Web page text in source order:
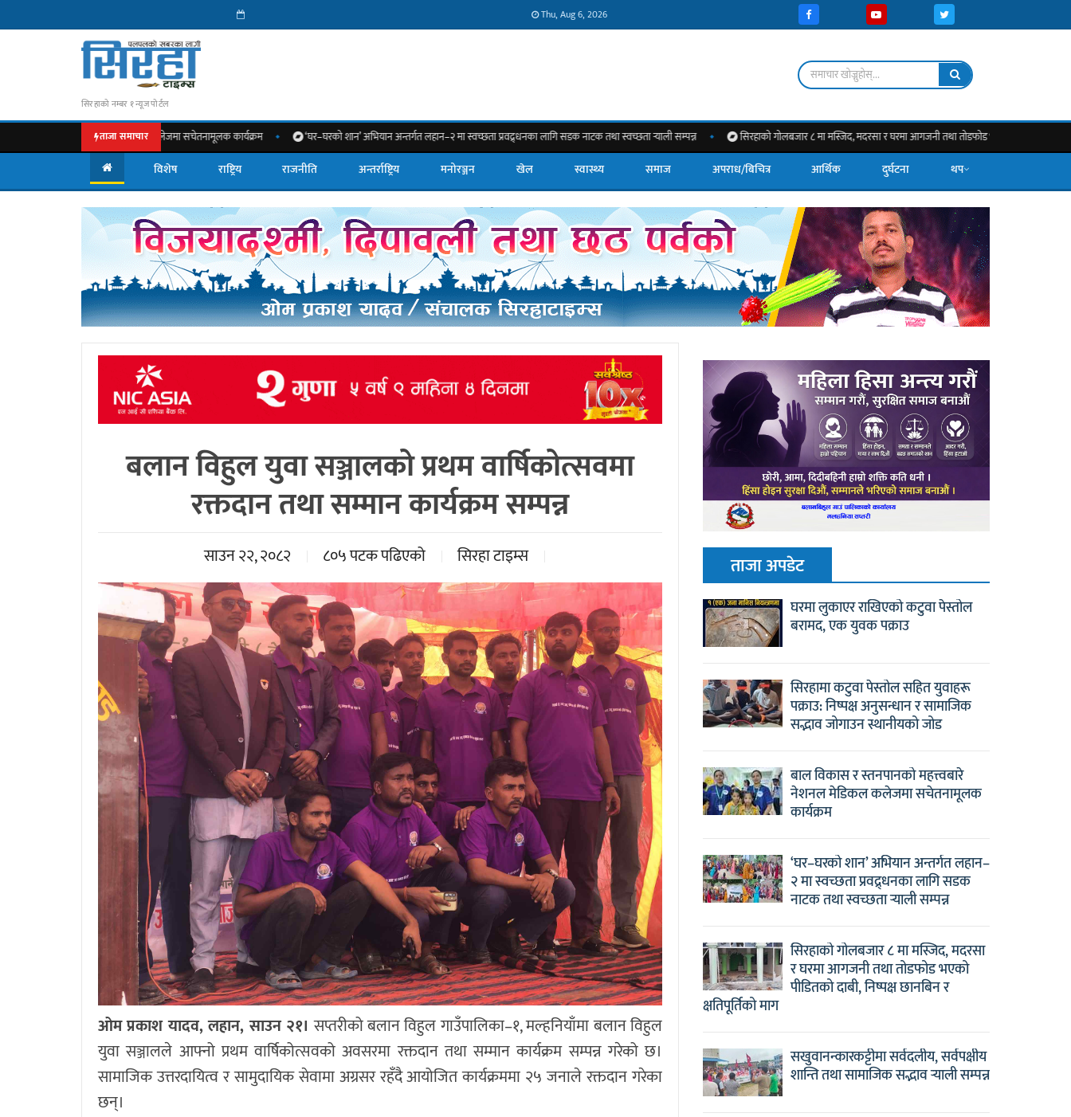
Thu, Aug 6, 2026
सिरहाको नम्बर १ न्यूज पोर्टल
ताजा समाचार
नेशनल मेडिकल कलेजमा सचेतनामूलक कार्यक्रम ‘घर–घरको शान’ अभियान अन्तर्गत लहान–२ मा स्वच्छता प्रवद्र्धनका लागि सडक नाटक तथा स्वच्छता र्‍याली सम्पन्न सिरहाको गोलबजार ८ मा मस्जिद, मदरसा र घरमा आगजनी तथा तोडफोड भएको पीडितको दाबी, निष्पक्ष छानबिन र
विशेष राष्ट्रिय राजनीति अन्तर्राष्ट्रिय मनोरञ्जन खेल स्वास्थ्य समाज अपराध/बिचित्र आर्थिक दुर्घटना थप
बलान विहुल युवा सञ्जालको प्रथम वार्षिकोत्सवमा
रक्तदान तथा सम्मान कार्यक्रम सम्पन्न
साउन २२, २०८२ ८०५ पटक पढिएको सिरहा टाइम्स
ओम प्रकाश यादव, लहान, साउन २१। सप्तरीको बलान विहुल गाउँपालिका–१, मल्हनियाँमा बलान विहुल
युवा सञ्जालले आफ्नो प्रथम वार्षिकोत्सवको अवसरमा रक्तदान तथा सम्मान कार्यक्रम सम्पन्न गरेको छ।
सामाजिक उत्तरदायित्व र सामुदायिक सेवामा अग्रसर रहँदै आयोजित कार्यक्रममा २५ जनाले रक्तदान गरेका
छन्।
ताजा अपडेट
घरमा लुकाएर राखिएको कटुवा पेस्तोल
बरामद, एक युवक पक्राउ
सिरहामा कटुवा पेस्तोल सहित युवाहरू
पक्राउ: निष्पक्ष अनुसन्धान र सामाजिक
सद्भाव जोगाउन स्थानीयको जोड
बाल विकास र स्तनपानको महत्त्वबारे
नेशनल मेडिकल कलेजमा सचेतनामूलक
कार्यक्रम
‘घर–घरको शान’ अभियान अन्तर्गत लहान–
२ मा स्वच्छता प्रवद्र्धनका लागि सडक
नाटक तथा स्वच्छता र्‍याली सम्पन्न
सिरहाको गोलबजार ८ मा मस्जिद, मदरसा
र घरमा आगजनी तथा तोडफोड भएको
पीडितको दाबी, निष्पक्ष छानबिन र
क्षतिपूर्तिको माग
सखुवानन्कारकट्टीमा सर्वदलीय, सर्वपक्षीय
शान्ति तथा सामाजिक सद्भाव र्‍याली सम्पन्न